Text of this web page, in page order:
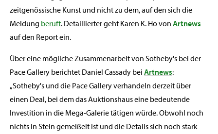
zeitgenössische Kunst und nicht zu dem, auf den sich die
Meldung beruft. Detaillierter geht Karen K. Ho von Artnews
auf den Report ein.
Über eine mögliche Zusammenarbeit von Sotheby's bei der
Pace Gallery berichtet Daniel Cassady bei Artnews:
„Sotheby's und die Pace Gallery verhandeln derzeit über
einen Deal, bei dem das Auktionshaus eine bedeutende
Investition in die Mega-Galerie tätigen würde. Obwohl noch
nichts in Stein gemeißelt ist und die Details sich noch stark